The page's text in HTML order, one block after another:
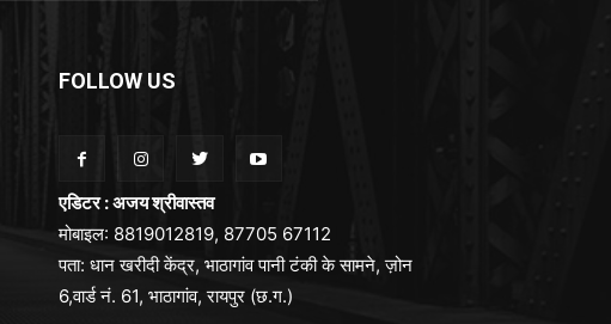
FOLLOW US
एडिटर : अजय श्रीवास्तव
मोबाइल: 8819012819, 87705 67112
पता: धान खरीदी केंद्र, भाठागांव पानी टंकी के सामने, ज़ोन
6,वार्ड नं. 61, भाठागांव, रायपुर (छ.ग.)